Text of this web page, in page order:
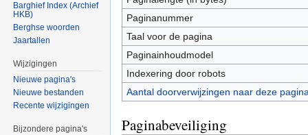
Paginanummer
Taal voor de pagina
Paginainhoudmodel
Indexering door robots
Aantal doorverwijzingen naar deze
Paginabeveiliging
Barghief Index (Archief
HKB)
Berghse woorden
Jaartallen
Wijzigingen
Nieuwe pagina's
Nieuwe bestanden
Recente wijzigingen
Bijzondere pagina's